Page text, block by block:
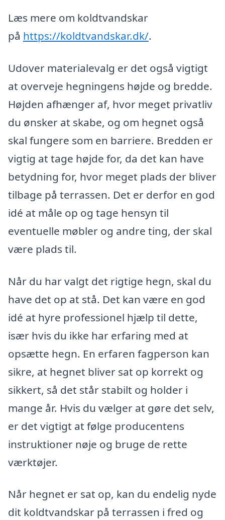
Læs mere om koldtvandskar
på https://koldtvandskar.dk/.
Udover materialevalg er det også vigtigt
at overveje hegningens højde og bredde.
Højden afhænger af, hvor meget privatliv
du ønsker at skabe, og om hegnet også
skal fungere som en barriere. Bredden er
vigtig at tage højde for, da det kan have
betydning for, hvor meget plads der bliver
tilbage på terrassen. Det er derfor en god
idé at måle op og tage hensyn til
eventuelle møbler og andre ting, der skal
være plads til.
Når du har valgt det rigtige hegn, skal du
have det op at stå. Det kan være en god
idé at hyre professionel hjælp til dette,
især hvis du ikke har erfaring med at
opsætte hegn. En erfaren fagperson kan
sikre, at hegnet bliver sat op korrekt og
sikkert, så det står stabilt og holder i
mange år. Hvis du vælger at gøre det selv,
er det vigtigt at følge producentens
instruktioner nøje og bruge de rette
værktøjer.
Når hegnet er sat op, kan du endelig nyde
dit koldtvandskar på terrassen i fred og